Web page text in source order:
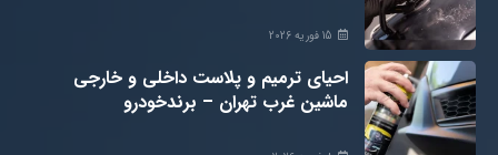
15 فوریه 2026
احیای ترمیم و پلاست داخلی و خارجی
ماشین غرب تهران – برندخودرو